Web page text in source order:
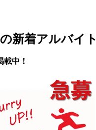
新着アルバイト
載中！